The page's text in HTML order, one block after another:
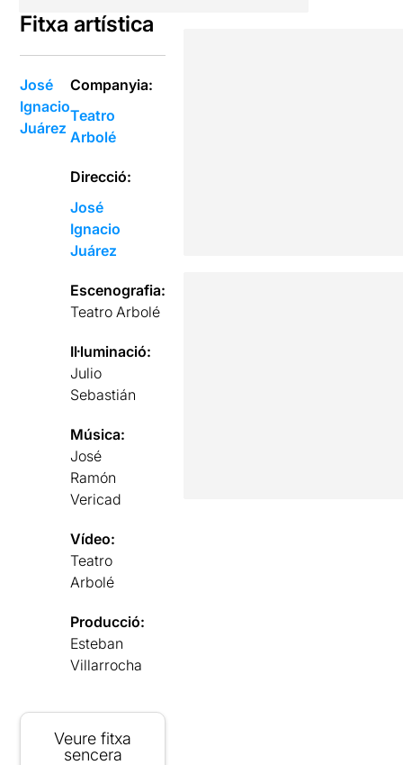
Fitxa artística
José
Ignacio
Juárez
Companyia:
Teatro
Arbolé
Direcció:
José
Ignacio
Juárez
Escenografia:
Teatro Arbolé
Il·luminació:
Julio
Sebastián
Música:
José
Ramón
Vericad
Vídeo:
Teatro
Arbolé
Producció:
Esteban
Villarrocha
Veure fitxa
sencera